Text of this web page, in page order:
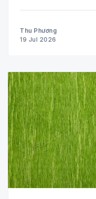
Thu Phương
19 Jul 2026